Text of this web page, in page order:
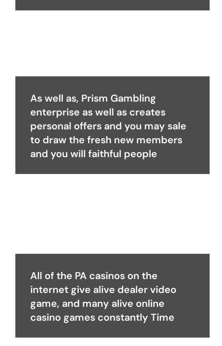
As well as, Prism Gambling
enterprise as well as creates
personal offers and you may sale
to draw the fresh new members
and you will faithful people
All of the PA casinos on the
internet give alive dealer video
game, and many alive online
casino games constantly Time